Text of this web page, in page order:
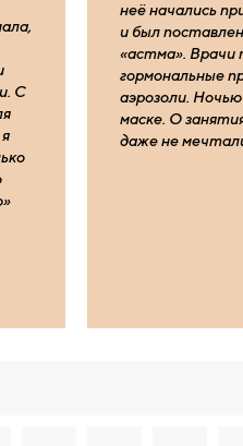
С
неё начались
и был
«астма». Врачи
гормональные
аэрозоли.
маске. О
даже не